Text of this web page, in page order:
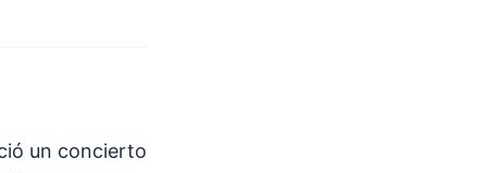
un concierto